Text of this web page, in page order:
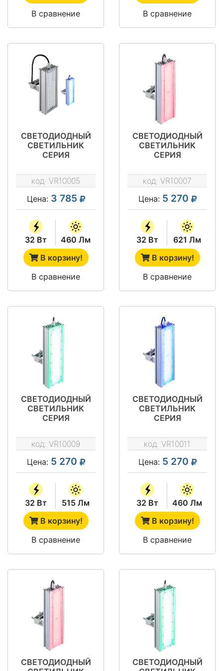
В сравнение
В сравнение
СВЕТОДИОДНЫЙ
СВЕТИЛЬНИК
СЕРИЯ
VRN-AR-32-GBK67-
U
код: VR10005
Цена: 3 785
32 Вт
460 Лм
В корзину!
В сравнение
СВЕТОДИОДНЫЙ
СВЕТИЛЬНИК
СЕРИЯ
VRN-AR15-32-
ARK67-U
код: VR10007
Цена: 5 270
32 Вт
621 Лм
В корзину!
В сравнение
СВЕТОДИОДНЫЙ
СВЕТИЛЬНИК
СЕРИЯ
VRN-AR15-32-
AGK67-U
код: VR10009
Цена: 5 270
32 Вт
515 Лм
В корзину!
В сравнение
СВЕТОДИОДНЫЙ
СВЕТИЛЬНИК
СЕРИЯ
VRN-AR15-32-
ABK67-U
код: VR10011
Цена: 5 270
32 Вт
460 Лм
В корзину!
В сравнение
СВЕТОДИОДНЫЙ
СВЕТОДИОДНЫЙ